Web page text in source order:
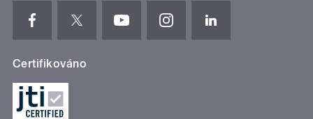
Certifikováno